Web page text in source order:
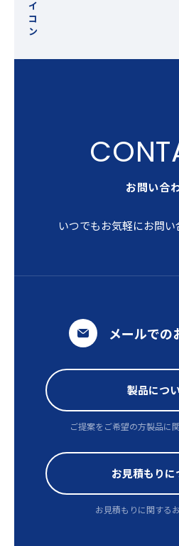
お問い合
いつでもお気軽にお問い
メールでの
製品につ
ご提案をご希望の方製品に
お見積もりに
お見積もりに関する